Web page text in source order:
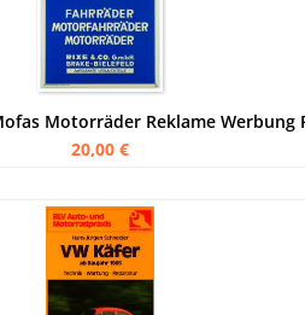
Motorräder Reklame Werbung
20,00 €